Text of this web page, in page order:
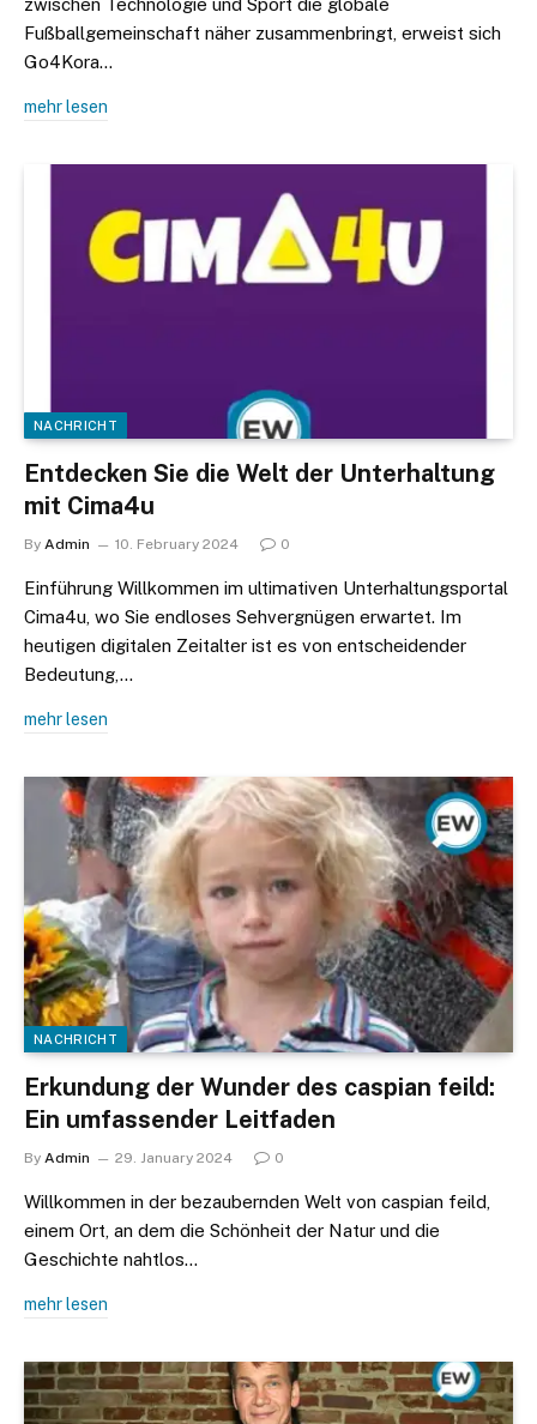
Fußballgemeinschaft näher zusammenbringt, erweist sich
Go4Kora…
mehr lesen
NACHRICHT
Entdecken Sie die Welt der Unterhaltung
mit Cima4u
By Admin 10. February 2024 0
Einführung Willkommen im ultimativen Unterhaltungsportal
Cima4u, wo Sie endloses Sehvergnügen erwartet. Im
heutigen digitalen Zeitalter ist es von entscheidender
Bedeutung,…
mehr lesen
NACHRICHT
Erkundung der Wunder des caspian feild:
Ein umfassender Leitfaden
By Admin 29. January 2024 0
Willkommen in der bezaubernden Welt von caspian feild,
einem Ort, an dem die Schönheit der Natur und die
Geschichte nahtlos…
mehr lesen